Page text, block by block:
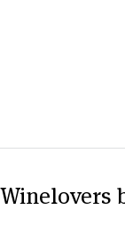
Winelovers